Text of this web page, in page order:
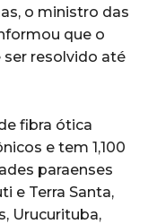
o ministro das
que o
resolvido até
fibra ótica
e tem 1,100
paraenses
e Terra Santa,
Urucurituba,